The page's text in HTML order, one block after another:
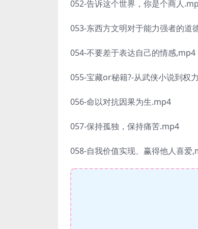
052-告诉这个世界，你是个商人
053-东西方文明对于能力强者的道
054-不要差于表达自己的情感,mp4
055-宝藏or秘籍?-从武侠小说到权
056-命以对抗因果为生.mp4
057-保持孤独，保持痛苦.mp4
058-自我价值实现、赢得他人喜爱